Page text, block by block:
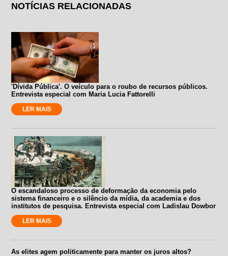
NOTÍCIAS RELACIONADAS
'Dívida Pública'. O veículo para o roubo de recursos públicos.
Entrevista especial com Maria Lucia Fattorelli
LER MAIS
O escandaloso processo de deformação da economia pelo
sistema financeiro e o silêncio da mídia, da academia e dos
institutos de pesquisa. Entrevista especial com Ladislau Dowbor
LER MAIS
As elites agem politicamente para manter os juros altos?